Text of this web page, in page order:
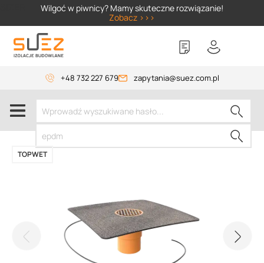
Wilgoć w piwnicy? Mamy skuteczne rozwiązanie!
Zobacz >>>
+48 732 227 679 zapytania@suez.com.pl
TOPWET